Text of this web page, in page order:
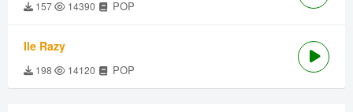
157 14390 POP
Ile Razy
198 14120 POP